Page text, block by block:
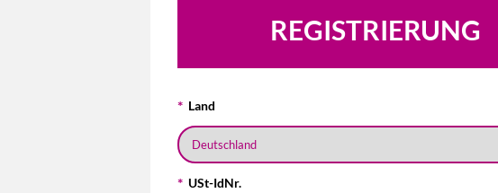
REGISTRIERUNG
Land
USt-IdNr.